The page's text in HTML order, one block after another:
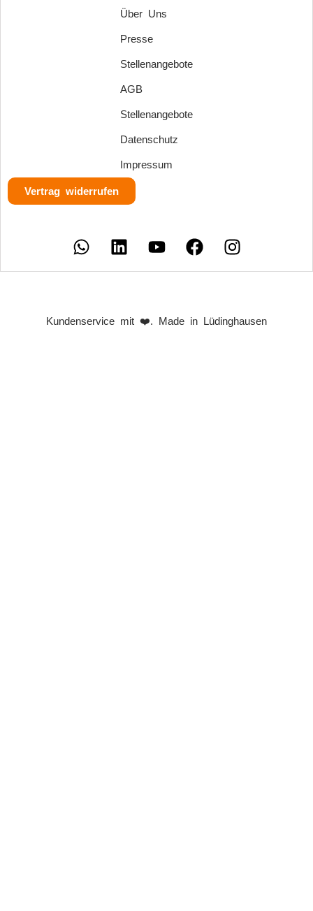
Über Uns
Presse
Stellenangebote
AGB
Stellenangebote
Datenschutz
Impressum
Vertrag widerrufen
Kundenservice mit ❤️. Made in Lüdinghausen